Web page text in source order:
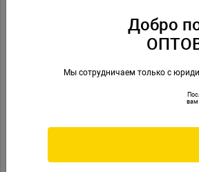
Акция на прудовые средства TETRA
26.10.2016
Добро
Мы сотрудничаем только с
вам